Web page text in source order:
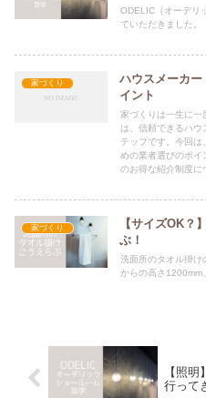
ODELIC（オーデリ
ていただきました。
家づくり
ハウスメーカ
イント
家づくりは一生に一
は、信頼できるハウ
テップです。今回は
めの業者選びのポイ
のお得な紹介制度に
家づくり
【サイズOK？
ぶ！
洗面所のタオル掛け
からの高さ1200mm
【照
行って